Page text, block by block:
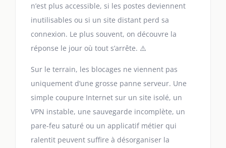
n’est plus accessible, si les postes deviennent
inutilisables ou si un site distant perd sa
connexion. Le plus souvent, on découvre la
réponse le jour où tout s’arrête. ⚠️
Sur le terrain, les blocages ne viennent pas
uniquement d’une grosse panne serveur. Une
simple coupure Internet sur un site isolé, un
VPN instable, une sauvegarde incomplète, un
pare-feu saturé ou un applicatif métier qui
ralentit peuvent suffire à désorganiser la